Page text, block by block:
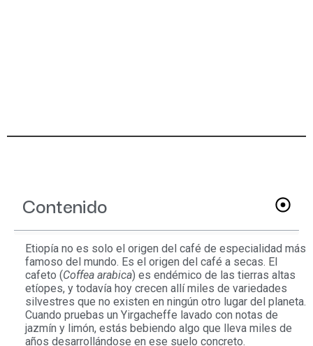
Contenido
Etiopía no es solo el origen del café de especialidad más
famoso del mundo. Es el origen del café a secas. El
cafeto (Coffea arabica) es endémico de las tierras altas
etíopes, y todavía hoy crecen allí miles de variedades
silvestres que no existen en ningún otro lugar del planeta.
Cuando pruebas un Yirgacheffe lavado con notas de
jazmín y limón, estás bebiendo algo que lleva miles de
años desarrollándose en ese suelo concreto.